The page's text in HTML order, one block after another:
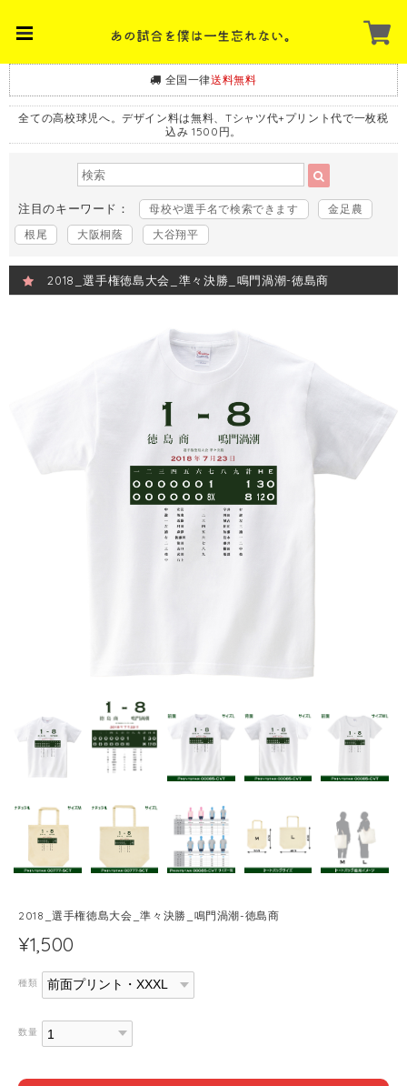
全国一律送料無料
全ての高校球児へ。デザイン料は無料、Tシャツ代+プリント代で一枚税
込み 1500円。
注目のキーワード： 母校や選手名で検索できます
金足農
根尾
大阪桐蔭 大谷翔平
2018_選手権徳島大会_準々決勝_鳴門渦潮-徳島商
2018_選手権徳島大会_準々決勝_鳴門渦潮-徳島商
¥1,500
種類
数量